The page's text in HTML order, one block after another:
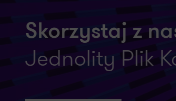
Skorzystaj z
Jednolity Plik